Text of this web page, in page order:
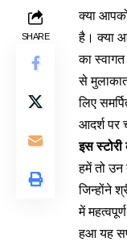
SHARE
क्या
है। क्या
का
से
लिए
आदर्श पर
इस
हमें तो उन
जिन्होंने
में
हआ यह